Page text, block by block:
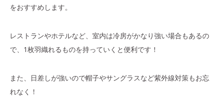
をおすすめします。
レストランやホテルなど、室内は冷房がかなり強い場合もあるの
で、1枚羽織れるものを持っていくと便利です！
また、日差しが強いので帽子やサングラスなど紫外線対策もお忘
れなく！